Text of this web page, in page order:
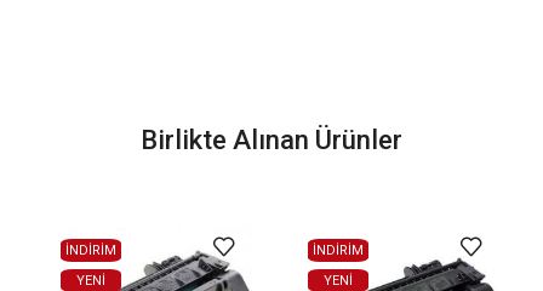
Birlikte Alınan Ürünler
İNDİRİM
YENI
İNDİRİM
YENI